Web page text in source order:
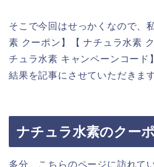
そこで今回はせっかくなので、
素 クーポン】【 ナチュラ水素
チュラ水素 キャンペーンコード
結果を記事にさせていただきます
ナチュラ水素のクー
多分、こちらのページに訪れて